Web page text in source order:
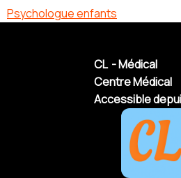
Psychologue enfants
CL - Médical
Centre Médical
Accessible